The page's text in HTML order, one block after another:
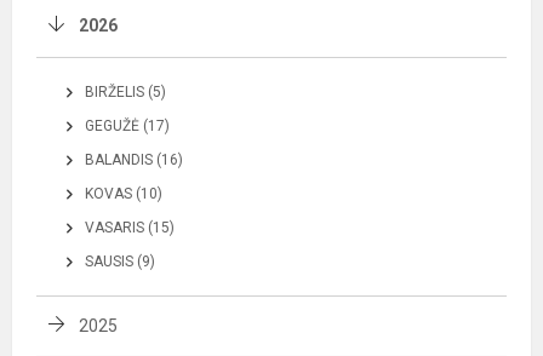
2026
BIRŽELIS (5)
GEGUŽĖ (17)
BALANDIS (16)
KOVAS (10)
VASARIS (15)
SAUSIS (9)
2025